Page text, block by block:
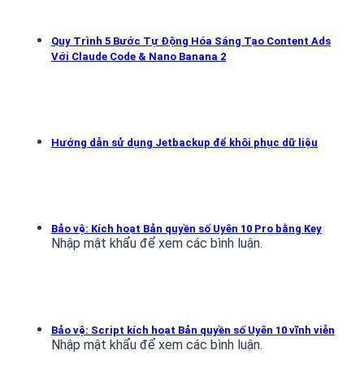
Quy Trình 5 Bước Tự Động Hóa Sáng Tạo Content Ads
Với Claude Code & Nano Banana 2
Hướng dẫn sử dụng Jetbackup để khôi phục dữ liệu
Bảo vệ: Kích hoạt Bản quyền số Uyên 10 Pro bằng Key
Nhập mật khẩu để xem các bình luận.
Bảo vệ: Script kích hoạt Bản quyền số Uyên 10 vĩnh viễn
Nhập mật khẩu để xem các bình luận.